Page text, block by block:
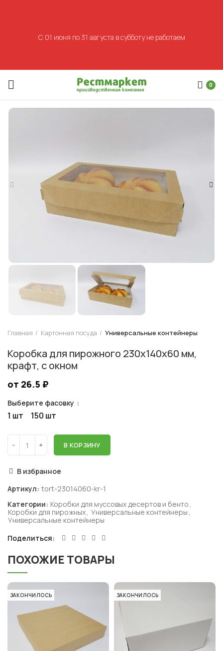
0
Главная Картонная посуда Универсальные контейнеры
Коробка для пирожного 230х140х60 мм,
крафт, с окном
от 26.5 ₽
Выберите фасовку
1 шт 150 шт
В КОРЗИНУ
В избранное
Артикул: tort-23014060-kr-1
Категории: Коробки для муссовых десертов и бенто ,
Коробки для пирожных, Универсальные контейнеры ,
Универсальные контейнеры
Поделиться
ПОХОЖИЕ ТОВАРЫ
ЗАКОНЧИЛОСЬ ЗАКОНЧИЛОСЬ
С 01 июня по 31 августа в субботу не работаем